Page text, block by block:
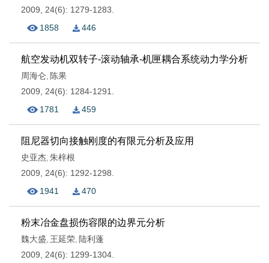
2009, 24(6): 1279-1283.
1858
446
航空发动机双转子-滚动轴承-机匣耦合系统动力学分析
周海仑, 陈果
2009, 24(6): 1284-1291.
1781
459
阻尼器切向接触刚度的有限元分析及应用
史亚杰, 朱梓根
2009, 24(6): 1292-1298.
1941
470
粉末冶金盘损伤容限的边界元分析
魏大盛, 王延荣, 陆利蓬
2009, 24(6): 1299-1304.